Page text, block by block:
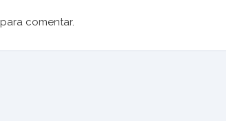
para comentar.